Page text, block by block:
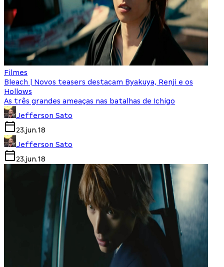
Filmes
Bleach | Novos teasers destacam Byakuya, Renji e os
Hollows
As três grandes ameaças nas batalhas de Ichigo
Jefferson Sato
23.jun.18
Jefferson Sato
23.jun.18